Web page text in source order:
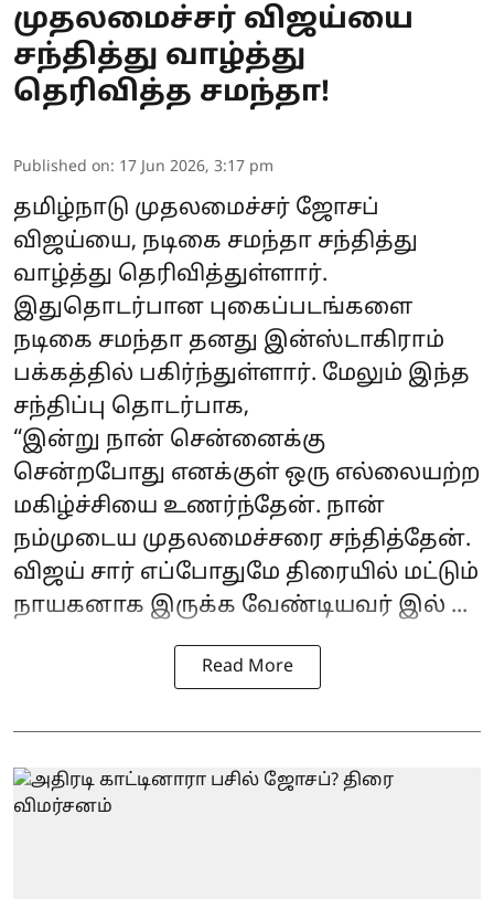
முதலமைச்சர் விஜய்யை
சந்தித்து வாழ்த்து
தெரிவித்த சமந்தா!
Published on: 17 Jun 2026, 3:17 pm
தமிழ்நாடு முதலமைச்சர் ஜோசப்
விஜய்யை, நடிகை சமந்தா சந்தித்து
வாழ்த்து தெரிவித்துள்ளார்.
இதுதொடர்பான புகைப்படங்களை
நடிகை சமந்தா தனது இன்ஸ்டாகிராம்
பக்கத்தில் பகிர்ந்துள்ளார். மேலும் இந்த
சந்திப்பு தொடர்பாக,
“இன்று நான் சென்னைக்கு
சென்றபோது எனக்குள் ஒரு எல்லையற்ற
மகிழ்ச்சியை உணர்ந்தேன். நான்
நம்முடைய முதலமைச்சரை சந்தித்தேன்.
விஜய் சார் எப்போதுமே திரையில் மட்டும்
நாயகனாக இருக்க வேண்டியவர் இல் ...
Read More